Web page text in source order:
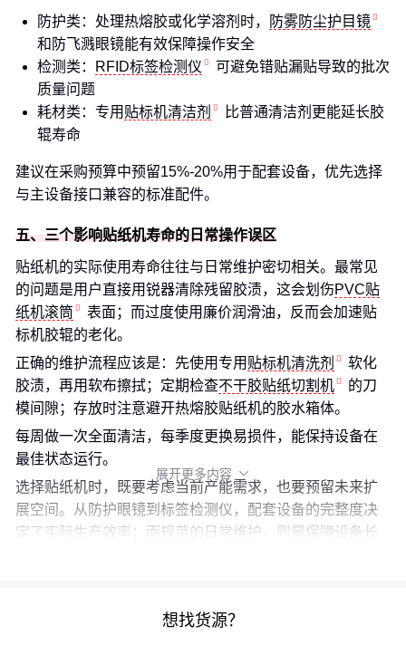
防护类：处理热熔胶或化学溶剂时，
防雾防尘护目镜
和防飞溅眼镜能有效保障操作安全
检测类：
RFID标签检测仪
可避免错贴漏贴导致的批次
质量问题
耗材类：专用 贴标机清洁剂
比普通清洁剂更能延长胶
辊寿命
建议在采购预算中预留15%-20%用于配套设备，优先选择
与主设备接口兼容的标准配件。
五、三个影响贴纸机寿命的日常操作误区
贴纸机的实际使用寿命往往与日常维护密切相关。最常见
的问题是用户直接用锐器清除残留胶渍，这会划伤PVC贴
纸机滚筒
表面；而过度使用廉价润滑油，反而会加速贴
标机胶辊的老化。
正确的维护流程应该是：先使用专用 贴标机清洗剂
软化
胶渍，再用软布擦拭；定期检查不干胶贴纸切割机
的刀
模间隙；存放时注意避开热熔胶贴纸机的胶水箱体。
每周做一次全面清洁，每季度更换易损件，能保持设备在
最佳状态运行。
选择贴纸机时，既要考虑当前产能需求，也要预留未来扩
展空间。从防护眼镜到标签检测仪，配套设备的完整度决
定了实际生产效率；而规范的日常维护，则是保障设备长
展开更多内容 
想找货源？